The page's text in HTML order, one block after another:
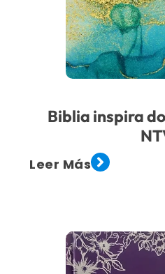
Biblia inspira
Leer Más